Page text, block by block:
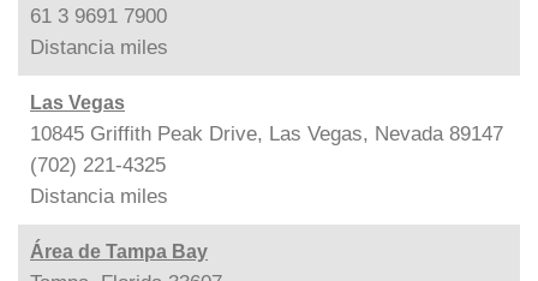
61 3 9691 7900
Distancia miles
Las Vegas
10845 Griffith Peak Drive, Las Vegas, Nevada 89147
(702) 221-4325
Distancia miles
Área de Tampa Bay